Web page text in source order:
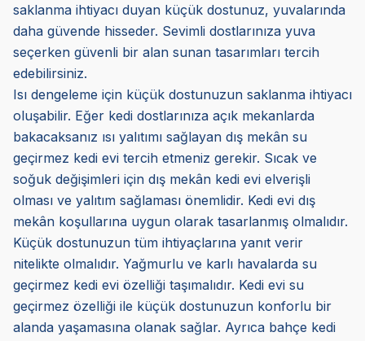
saklanma ihtiyacı duyan küçük dostunuz, yuvalarında
daha güvende hisseder. Sevimli dostlarınıza yuva
seçerken güvenli bir alan sunan tasarımları tercih
edebilirsiniz.
Isı dengeleme için küçük dostunuzun saklanma ihtiyacı
oluşabilir. Eğer kedi dostlarınıza açık mekanlarda
bakacaksanız ısı yalıtımı sağlayan dış mekân su
geçirmez kedi evi tercih etmeniz gerekir. Sıcak ve
soğuk değişimleri için dış mekân kedi evi elverişli
olması ve yalıtım sağlaması önemlidir. Kedi evi dış
mekân koşullarına uygun olarak tasarlanmış olmalıdır.
Küçük dostunuzun tüm ihtiyaçlarına yanıt verir
nitelikte olmalıdır. Yağmurlu ve karlı havalarda su
geçirmez kedi evi özelliği taşımalıdır. Kedi evi su
geçirmez özelliği ile küçük dostunuzun konforlu bir
alanda yaşamasına olanak sağlar. Ayrıca bahçe kedi